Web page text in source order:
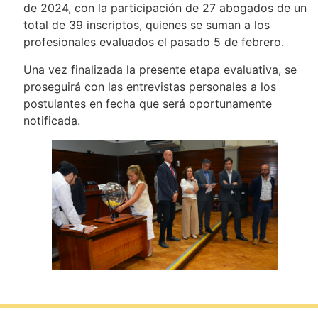
de 2024, con la participación de 27 abogados de un
total de 39 inscriptos, quienes se suman a los
profesionales evaluados el pasado 5 de febrero.
Una vez finalizada la presente etapa evaluativa, se
proseguirá con las entrevistas personales a los
postulantes en fecha que será oportunamente
notificada.